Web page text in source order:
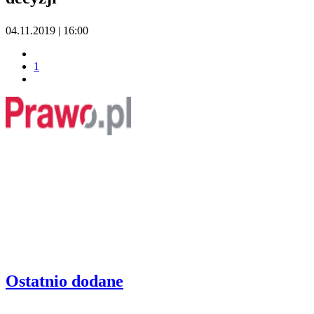
04.11.2019 | 16:00
1
Ostatnio dodane